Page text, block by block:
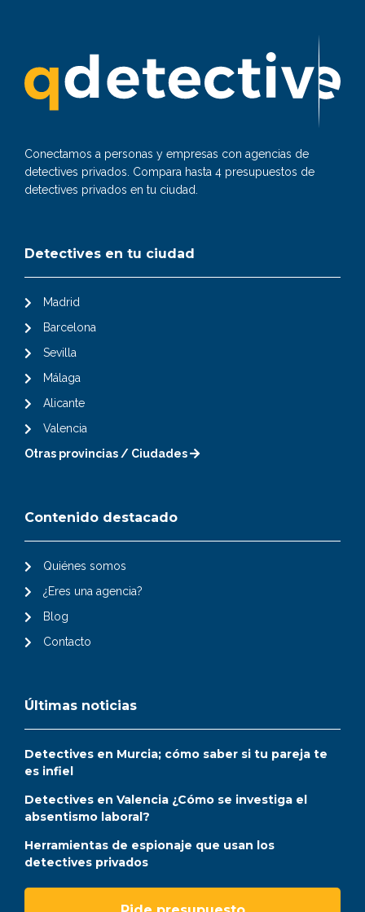
Conectamos a personas y empresas con agencias de
detectives privados. Compara hasta 4 presupuestos de
detectives privados en tu ciudad.
Detectives en tu ciudad
Madrid
Barcelona
Sevilla
Málaga
Alicante
Valencia
Otras provincias / Ciudades
Contenido destacado
Quiénes somos
¿Eres una agencia?
Blog
Contacto
Últimas noticias
Detectives en Murcia; cómo saber si tu pareja te
es infiel
Detectives en Valencia ¿Cómo se investiga el
absentismo laboral?
Herramientas de espionaje que usan los
detectives privados